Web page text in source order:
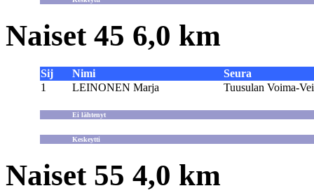
Naiset 45 6,0 km
Sij Nimi
Seura
1
LEINONEN Marja Tuusulan Voima-
Ei lähtenyt
Keskeytti
Naiset 55 4,0 km